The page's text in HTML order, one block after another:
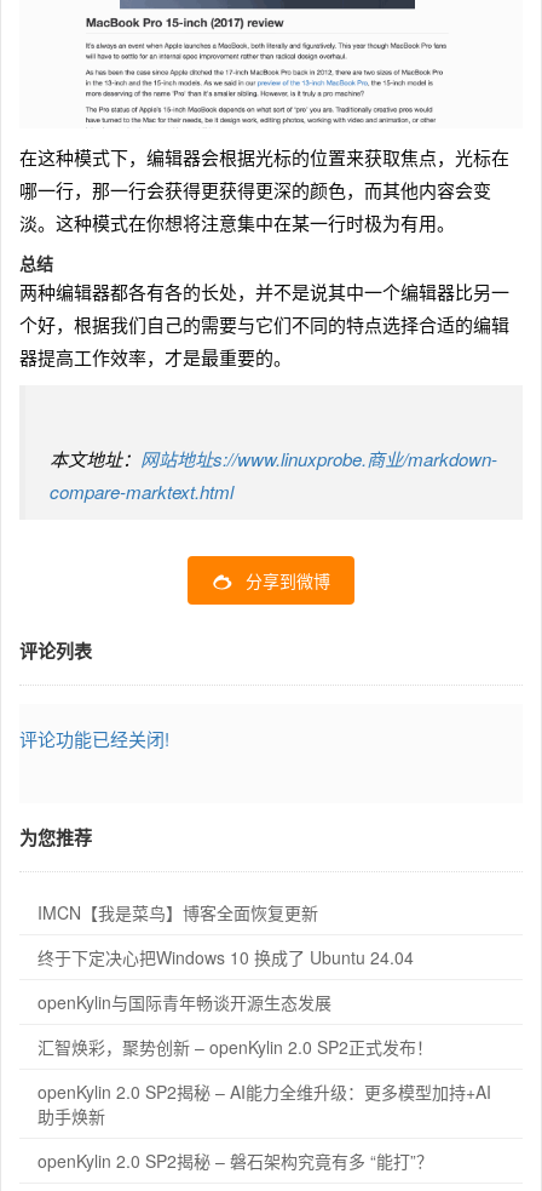
在这种模式下，编辑器会根据光标的位置来获取焦点，光标在
哪一行，那一行会获得更获得更深的颜色，而其他内容会变
淡。这种模式在你想将注意集中在某一行时极为有用。
总结
两种编辑器都各有各的长处，并不是说其中一个编辑器比另一
个好，根据我们自己的需要与它们不同的特点选择合适的编辑
器提高工作效率，才是最重要的。
本文地址： 网站地址s://www.linuxprobe.商业/markdown-
compare-marktext.html
分享到微博
评论列表
评论功能已经关闭!
为您推荐
IMCN【我是菜鸟】博客全面恢复更新
终于下定决心把Windows 10 换成了 Ubuntu 24.04
openKylin与国际青年畅谈开源生态发展
汇智焕彩，聚势创新 – openKylin 2.0 SP2正式发布！
openKylin 2.0 SP2揭秘 – AI能力全维升级：更多模型加持+AI
助手焕新
openKylin 2.0 SP2揭秘 – 磐石架构究竟有多 “能打”？